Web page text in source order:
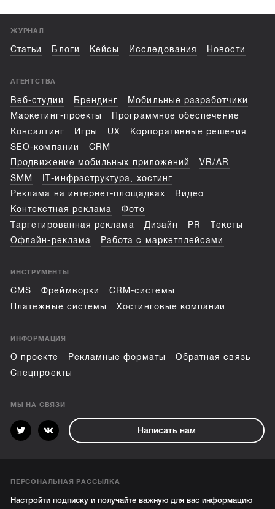
ЖУРНАЛ
Статьи Блоги Кейсы Исследования Новости
АГЕНТСТВА
Веб-студии Брендинг
Мобильные разработчики
Маркетинг-проекты
Программное обеспечение
Консалтинг
Игры UX
Корпоративные решения
SEO-компании
CRM
Продвижение мобильных приложений
VR/AR
SMM
IT-инфраструктура, хостинг
Реклама на интернет-площадках
Видео
Контекстная реклама
Фото
Таргетированная реклама
Дизайн PR
Тексты
Офлайн-реклама
Работа с маркетплейсами
ИНСТРУМЕНТЫ
CMS Фреймворки
CRM-системы
Платежные системы
Хостинговые компании
ИНФОРМАЦИЯ
О проекте Рекламные форматы
Обратная связь
Спецпроекты
МЫ НА СВЯЗИ
Написать нам
ПЕРСОНАЛЬНАЯ РАССЫЛКА
Настройти подписку и получайте важную для вас информацию